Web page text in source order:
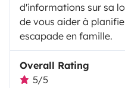
d'informations sur sa
de vous aider à
escapade en famille.
Overall Rating
5/5